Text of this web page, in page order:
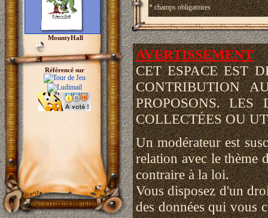
MountyHall
Référencé sur
* champs obligatoires
AVERTISSEMENT
CET ESPACE EST
CONTRIBUTION
PROPOSONS.
COLLECTÉES OU
Un modérateur est
relation avec le thème
contraire à la loi.
Vous disposez d'un
des données qui vous